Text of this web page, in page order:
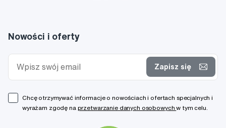
Nowości i oferty
Zapisz się
Chcę otrzymywać informacje o nowościach i ofertach specjalnych i
wyrażam zgodę na przetwarzanie danych osobowychw tym celu.